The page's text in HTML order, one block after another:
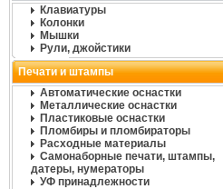
Клавиатуры
Колонки
Мышки
Рули, джойстики
Печати и штампы
Автоматические оснастки
Металлические оснастки
Пластиковые оснастки
Пломбиры и пломбираторы
Расходные материалы
Самонаборные печати, штампы,
датеры, нумераторы
УФ принадлежности